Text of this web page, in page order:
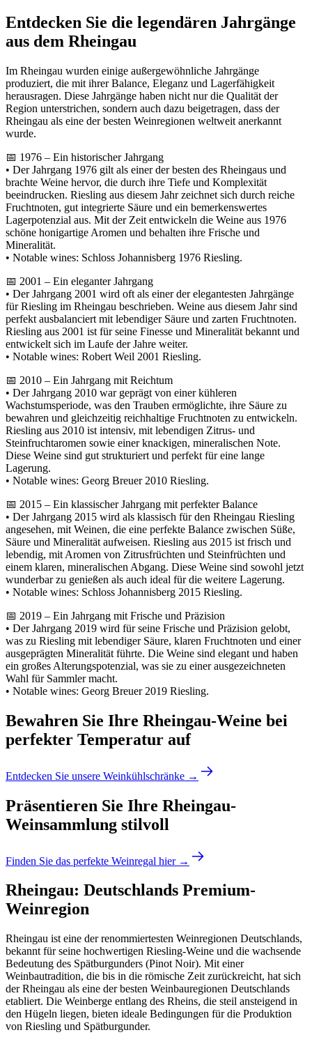
Entdecken Sie die legendären Jahrgänge
aus dem Rheingau
Im Rheingau wurden einige außergewöhnliche Jahrgänge
produziert, die mit ihrer Balance, Eleganz und Lagerfähigkeit
herausragen. Diese Jahrgänge haben nicht nur die Qualität der
Region unterstrichen, sondern auch dazu beigetragen, dass der
Rheingau als eine der besten Weinregionen weltweit anerkannt
wurde.
📅 1976 – Ein historischer Jahrgang
• Der Jahrgang 1976 gilt als einer der besten des Rheingaus und
brachte Weine hervor, die durch ihre Tiefe und Komplexität
beeindrucken. Riesling aus diesem Jahr zeichnet sich durch reiche
Fruchtnoten, gut integrierte Säure und ein bemerkenswertes
Lagerpotenzial aus. Mit der Zeit entwickeln die Weine aus 1976
schöne honigartige Aromen und behalten ihre Frische und
Mineralität.
• Notable wines: Schloss Johannisberg 1976 Riesling.
📅 2001 – Ein eleganter Jahrgang
• Der Jahrgang 2001 wird oft als einer der elegantesten Jahrgänge
für Riesling im Rheingau beschrieben. Weine aus diesem Jahr sind
perfekt ausbalanciert mit lebendiger Säure und zarten Fruchtnoten.
Riesling aus 2001 ist für seine Finesse und Mineralität bekannt und
entwickelt sich im Laufe der Jahre weiter.
• Notable wines: Robert Weil 2001 Riesling.
📅 2010 – Ein Jahrgang mit Reichtum
• Der Jahrgang 2010 war geprägt von einer kühleren
Wachstumsperiode, was den Trauben ermöglichte, ihre Säure zu
bewahren und gleichzeitig reichhaltige Fruchtnoten zu entwickeln.
Riesling aus 2010 ist intensiv, mit lebendigen Zitrus- und
Steinfruchtaromen sowie einer knackigen, mineralischen Note.
Diese Weine sind gut strukturiert und perfekt für eine lange
Lagerung.
• Notable wines: Georg Breuer 2010 Riesling.
📅 2015 – Ein klassischer Jahrgang mit perfekter Balance
• Der Jahrgang 2015 wird als klassisch für den Rheingau Riesling
angesehen, mit Weinen, die eine perfekte Balance zwischen Süße,
Säure und Mineralität aufweisen. Riesling aus 2015 ist frisch und
lebendig, mit Aromen von Zitrusfrüchten und Steinfrüchten und
einem klaren, mineralischen Abgang. Diese Weine sind sowohl jetzt
wunderbar zu genießen als auch ideal für die weitere Lagerung.
• Notable wines: Schloss Johannisberg 2015 Riesling.
📅 2019 – Ein Jahrgang mit Frische und Präzision
• Der Jahrgang 2019 wird für seine Frische und Präzision gelobt,
was zu Riesling mit lebendiger Säure, klaren Fruchtnoten und einer
ausgeprägten Mineralität führte. Die Weine sind elegant und haben
ein großes Alterungspotenzial, was sie zu einer ausgezeichneten
Wahl für Sammler macht.
• Notable wines: Georg Breuer 2019 Riesling.
Bewahren Sie Ihre Rheingau-Weine bei
perfekter Temperatur auf
Entdecken Sie unsere Weinkühlschränke →
Präsentieren Sie Ihre Rheingau-
Weinsammlung stilvoll
Finden Sie das perfekte Weinregal hier →
Rheingau: Deutschlands Premium-
Weinregion
Rheingau ist eine der renommiertesten Weinregionen Deutschlands,
bekannt für seine hochwertigen Riesling-Weine und die wachsende
Bedeutung des Spätburgunders (Pinot Noir). Mit einer
Weinbautradition, die bis in die römische Zeit zurückreicht, hat sich
der Rheingau als eine der besten Weinbauregionen Deutschlands
etabliert. Die Weinberge entlang des Rheins, die steil ansteigend in
den Hügeln liegen, bieten ideale Bedingungen für die Produktion
von Riesling und Spätburgunder.